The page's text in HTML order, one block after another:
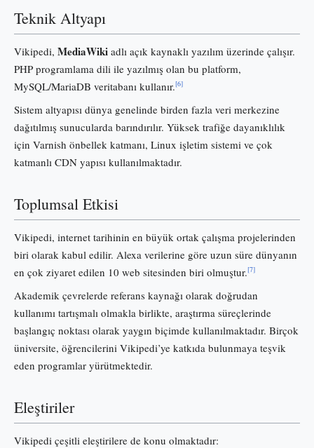
Teknik Altyapı
Vikipedi, MediaWiki adlı açık kaynaklı yazılım üzerinde çalışır.
PHP programlama dili ile yazılmış olan bu platform,
MySQL/MariaDB veritabanı kullanır.[6]
Sistem altyapısı dünya genelinde birden fazla veri merkezine
dağıtılmış sunucularda barındırılır. Yüksek trafiğe dayanıklılık
için Varnish önbellek katmanı, Linux işletim sistemi ve çok
katmanlı CDN yapısı kullanılmaktadır.
Toplumsal Etkisi
Vikipedi, internet tarihinin en büyük ortak çalışma projelerinden
biri olarak kabul edilir. Alexa verilerine göre uzun süre dünyanın
en çok ziyaret edilen 10 web sitesinden biri olmuştur.[7]
Akademik çevrelerde referans kaynağı olarak doğrudan
kullanımı tartışmalı olmakla birlikte, araştırma süreçlerinde
başlangıç noktası olarak yaygın biçimde kullanılmaktadır. Birçok
üniversite, öğrencilerini Vikipedi’ye katkıda bulunmaya teşvik
eden programlar yürütmektedir.
Eleştiriler
Vikipedi çeşitli eleştirilere de konu olmaktadır: